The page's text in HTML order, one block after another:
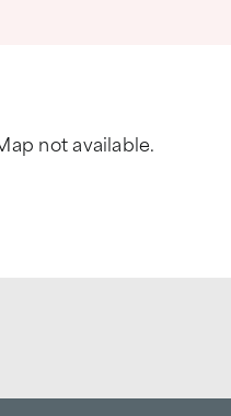
not available.